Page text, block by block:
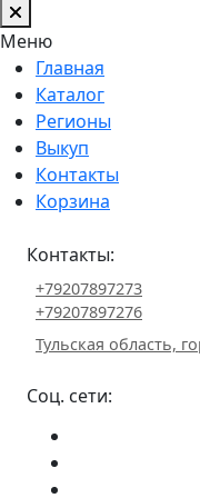
Меню
Главная
Каталог
Регионы
Выкуп
Контакты
Корзина
Контакты:
+79207897273
+79207897276
Тульская область,
Соц. сети: